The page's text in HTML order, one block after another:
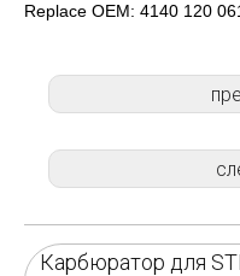
Replace OEM: 4140 120
Карбюратор для